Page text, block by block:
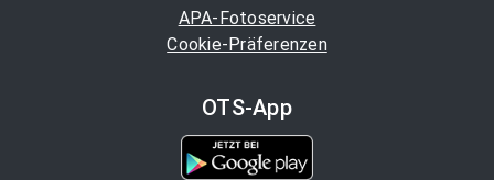
APA-Fotoservice
Cookie-Präferenzen
OTS-App